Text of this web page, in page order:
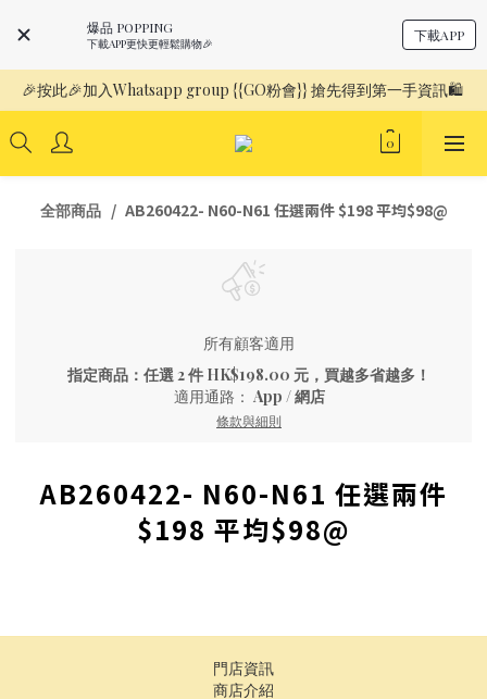
爆品 POPPING
下載APP更快更輕鬆購物🎉 下載APP
全部商品 AB260422- N60-N61 任選兩件 $198 平均$98@
所有顧客適用
指定商品：任選 2 件 HK$198.00 元，買越多省越多！
適用通路： App /網店
條款與細則
AB260422- N60-N61 任選兩件
$198 平均$98@
門店資訊
商店介紹